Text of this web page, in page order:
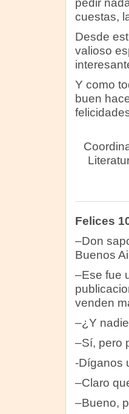
pedir
cuestas,
Desde
valioso
Y como
buen
Felices
–Don
Buenos
–Ese fue
venden
–¿Y
–Sí, pero
-Díganos
–Claro
–Bueno,